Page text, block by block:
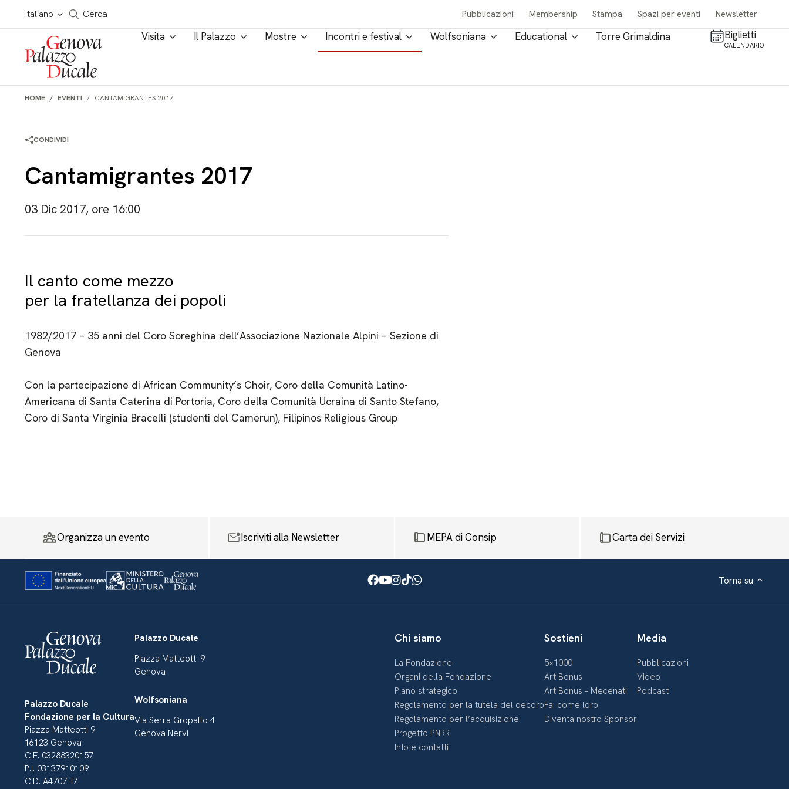
Salta al contenuto
Italiano
Cerca in tutto il sito
Cerca Pubblicazioni Membership Stampa Spazi per eventi Newsletter
Visita Il Palazzo Mostre Incontri e festival Wolfsoniana Educational Torre Grimaldina Biglietti
CALENDARIO
HOME EVENTI CANTAMIGRANTES 2017
CONDIVIDI
Cantamigrantes 2017
03 Dic 2017, ore 16:00
Il canto come mezzo
per la fratellanza dei popoli
1982/2017 – 35 anni del Coro Soreghina dell’Associazione Nazionale Alpini – Sezione di
Genova
Con la partecipazione di African Community’s Choir, Coro della Comunità Latino-
Americana di Santa Caterina di Portoria, Coro della Comunità Ucraina di Santo Stefano,
Coro di Santa Virginia Bracelli (studenti del Camerun), Filipinos Religious Group
Organizza un evento Iscriviti alla Newsletter MEPA di Consip Carta dei Servizi
Facebook
Youtube
Instagram
TikTok
WhatsApp Torna su
Palazzo Ducale
Fondazione per la Cultura
Piazza Matteotti 9
16123 Genova
C.F. 03288320157
P.I. 03137910109
C.D. A4707H7
Palazzo Ducale
Piazza Matteotti 9
Genova
Wolfsoniana
Via Serra Gropallo 4
Genova Nervi
Chi siamo
La Fondazione
Organi della Fondazione
Piano strategico
Regolamento per la tutela del decoro
Regolamento per l’acquisizione
Progetto PNRR
Info e contatti
Sostieni
5×1000
Art Bonus
Art Bonus – Mecenati
Fai come loro
Diventa nostro Sponsor
Media
Pubblicazioni
Video
Podcast